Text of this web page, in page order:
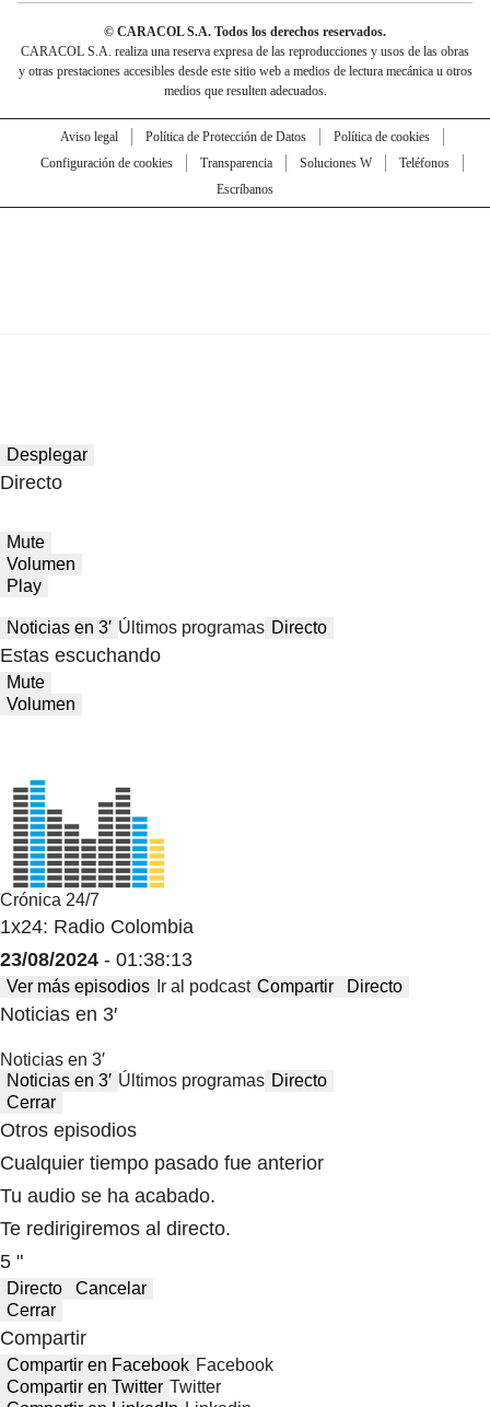
© CARACOL S.A. Todos los derechos reservados.
CARACOL S.A. realiza una reserva expresa de las reproducciones y usos de las obras
y otras prestaciones accesibles desde este sitio web a medios de lectura mecánica u otros
medios que resulten adecuados.
Aviso legal Política de Protección de Datos
Política de cookies
Configuración de cookies
Transparencia Soluciones W
Teléfonos
Escríbanos
Desplegar
Directo
Mute
Volumen
Play
Noticias en 3′ Últimos programas Directo
Estas escuchando
Mute
Volumen
Crónica 24/7
1x24: Radio Colombia
23/08/2024 - 01:38:13
Ver más episodios Ir al podcast Compartir Directo
Noticias en 3′
Noticias en 3′
Noticias en 3′ Últimos programas Directo
Cerrar
Otros episodios
Cualquier tiempo pasado fue anterior
Tu audio se ha acabado.
Te redirigiremos al directo.
5 "
Directo
Cancelar
Cerrar
Compartir
Compartir en Facebook Facebook
Compartir en Twitter Twitter